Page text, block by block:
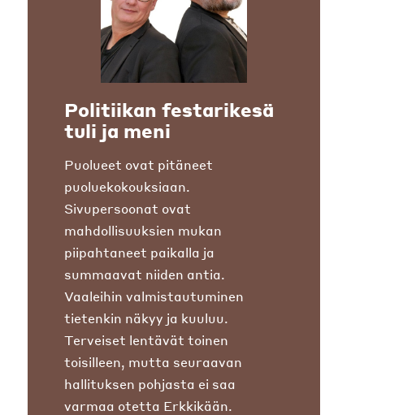
Politiikan festarikesä
tuli ja meni
Puolueet ovat pitäneet
puoluekokouksiaan.
Sivupersoonat ovat
mahdollisuuksien mukan
piipahtaneet paikalla ja
summaavat niiden antia.
Vaaleihin valmistautuminen
tietenkin näkyy ja kuuluu.
Terveiset lentävät toinen
toisilleen, mutta seuraavan
hallituksen pohjasta ei saa
varmaa otetta Erkkikään.